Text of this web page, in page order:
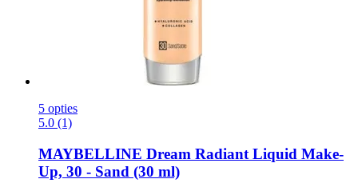
5 opties
5.0 (1)
MAYBELLINE Dream Radiant Liquid Make-​
Up, 30 -​ Sand (30 ml)